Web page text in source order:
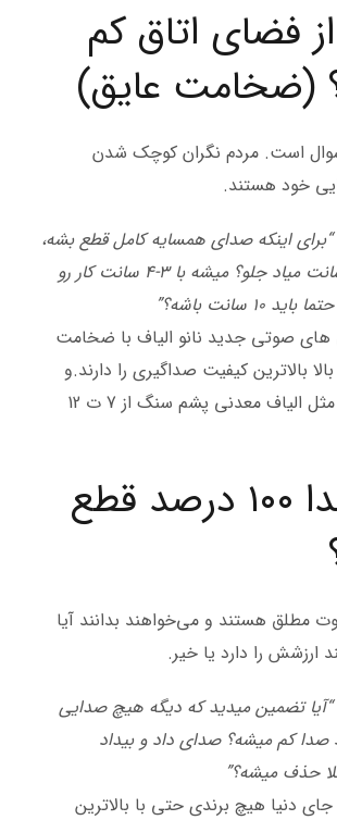
فضای اتاق کم
(ضخامت عایق)
سوال است. مردم نگران کوچک شدن
خود هستند.
“برای اینکه صدای همسایه کامل قطع بشه،
دیوار چند سانت میاد جلو؟ میشه با ۳-۴ سانت کار رو
۱۰ سانت باشه؟”
های صوتی جدید نانو الیاف با ضخامت
بالاترین کیفیت صداگیری را دارند.و
عایق هایی مثل الیاف معدنی پشم سنگ از 7 ت 12
2. آیا صدا ۱۰۰ درصد قطع
مطلق هستند و می‌خواهند بدانند آیا
ارزشش را دارد یا خیر.
“آیا تضمین میدید که دیگه هیچ صدایی
صدا کم میشه؟ صدای داد و بیداد
حذف میشه؟”
دنیا هیچ برندی حتی با بالاترین